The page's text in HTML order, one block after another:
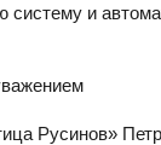
систему и
Русинов»